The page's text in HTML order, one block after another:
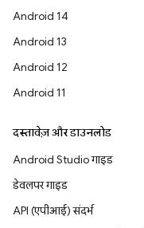
Android 14
Android 13
Android 12
Android 11
दस्तावेज़ और डाउनलोड
Android Studio गाइड
डेवलपर गाइड
API (एपीआई) संदर्भ